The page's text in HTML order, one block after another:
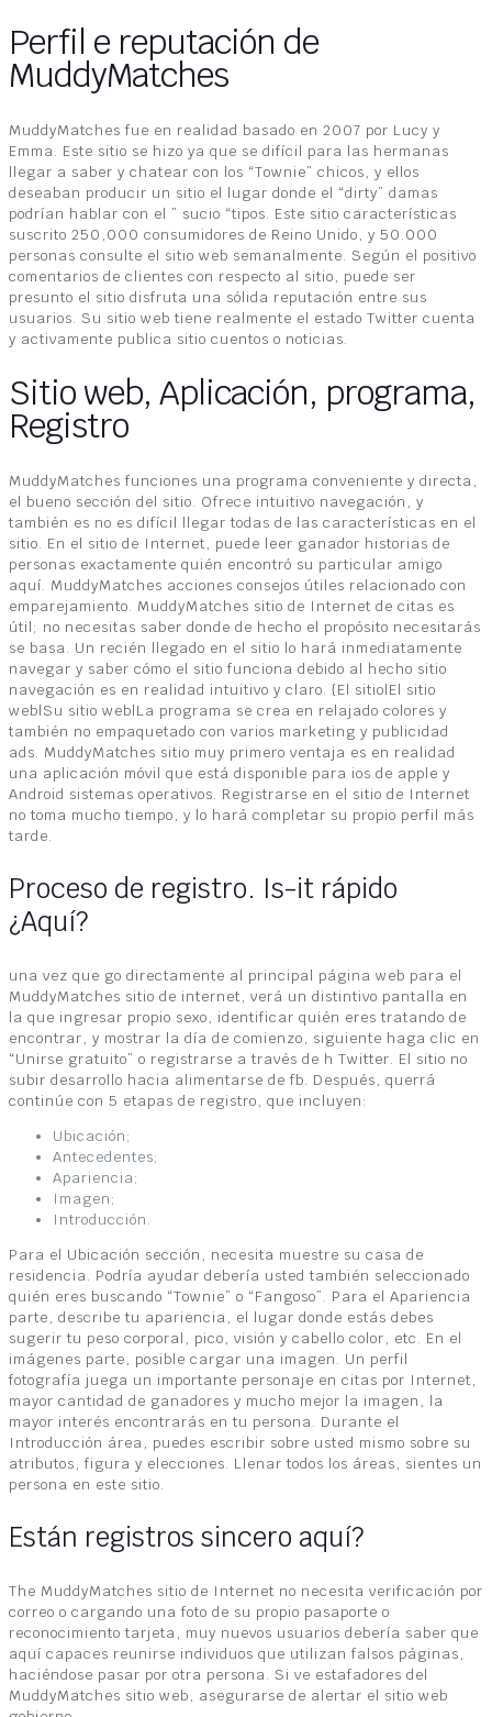
Perfil e reputación de
MuddyMatches
MuddyMatches fue en realidad basado en 2007 por Lucy y
Emma. Este sitio se hizo ya que se difícil para las hermanas
llegar a saber y chatear con los “Townie” chicos, y ellos
deseaban producir un sitio el lugar donde el “dirty” damas
podrían hablar con el ” sucio “tipos. Este sitio características
suscrito 250,000 consumidores de Reino Unido, y 50.000
personas consulte el sitio web semanalmente. Según el positivo
comentarios de clientes con respecto al sitio, puede ser
presunto el sitio disfruta una sólida reputación entre sus
usuarios. Su sitio web tiene realmente el estado Twitter cuenta
y activamente publica sitio cuentos o noticias.
Sitio web, Aplicación, programa,
Registro
MuddyMatches funciones una programa conveniente y directa,
el bueno sección del sitio. Ofrece intuitivo navegación, y
también es no es difícil llegar todas de las características en el
sitio. En el sitio de Internet, puede leer ganador historias de
personas exactamente quién encontró su particular amigo
aquí. MuddyMatches acciones consejos útiles relacionado con
emparejamiento. MuddyMatches sitio de Internet de citas es
útil; no necesitas saber donde de hecho el propósito necesitarás
se basa. Un recién llegado en el sitio lo hará inmediatamente
navegar y saber cómo el sitio funciona debido al hecho sitio
navegación es en realidad intuitivo y claro. {El sitio|El sitio
web|Su sitio web|La programa se crea en relajado colores y
también no empaquetado con varios marketing y publicidad
ads. MuddyMatches sitio muy primero ventaja es en realidad
una aplicación móvil que está disponible para ios de apple y
Android sistemas operativos. Registrarse en el sitio de Internet
no toma mucho tiempo, y lo hará completar su propio perfil más
tarde.
Proceso de registro. Is-it rápido
¿Aquí?
una vez que go directamente al principal página web para el
MuddyMatches sitio de internet, verá un distintivo pantalla en
la que ingresar propio sexo, identificar quién eres tratando de
encontrar, y mostrar la día de comienzo, siguiente haga clic en
“Unirse gratuito” o registrarse a través de h Twitter. El sitio no
subir desarrollo hacia alimentarse de fb. Después, querrá
continúe con 5 etapas de registro, que incluyen:
Ubicación;
Antecedentes;
Apariencia;
Imagen;
Introducción.
Para el Ubicación sección, necesita muestre su casa de
residencia. Podría ayudar debería usted también seleccionado
quién eres buscando “Townie” o “Fangoso”. Para el Apariencia
parte, describe tu apariencia, el lugar donde estás debes
sugerir tu peso corporal, pico, visión y cabello color, etc. En el
imágenes parte, posible cargar una imagen. Un perfil
fotografía juega un importante personaje en citas por Internet,
mayor cantidad de ganadores y mucho mejor la imagen, la
mayor interés encontrarás en tu persona. Durante el
Introducción área, puedes escribir sobre usted mismo sobre su
atributos, figura y elecciones. Llenar todos los áreas, sientes un
persona en este sitio.
Están registros sincero aquí?
The MuddyMatches sitio de Internet no necesita verificación por
correo o cargando una foto de su propio pasaporte o
reconocimiento tarjeta, muy nuevos usuarios debería saber que
aquí capaces reunirse individuos que utilizan falsos páginas,
haciéndose pasar por otra persona. Si ve estafadores del
MuddyMatches sitio web, asegurarse de alertar el sitio web